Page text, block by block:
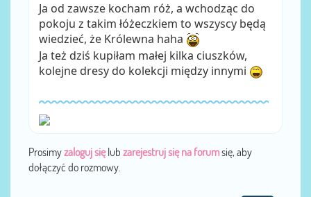
Ja od zawsze kocham róż, a wchodząc do
pokoju z takim łóżeczkiem to wszyscy będą
wiedzieć, że Królewna haha
Ja też dziś kupiłam małej kilka ciuszków,
kolejne dresy do kolekcji między innymi
Prosimyzaloguj sięlub zarejestruj się na forumsię, aby
dołączyć do rozmowy.